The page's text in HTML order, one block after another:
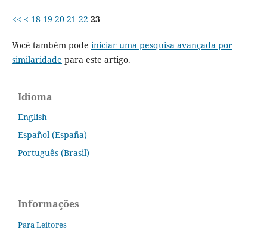
<< < 18 19 20 21 22 23
Você também pode iniciar uma pesquisa avançada por
similaridade para este artigo.
Idioma
English
Español (España)
Português (Brasil)
Informações
Para Leitores